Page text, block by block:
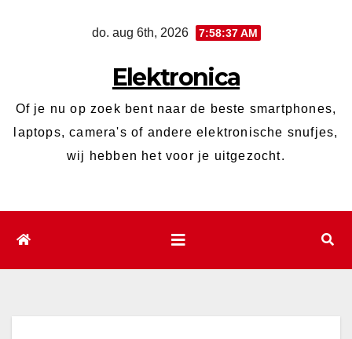
do. aug 6th, 2026 7:58:38 AM
Elektronica
Of je nu op zoek bent naar de beste smartphones,
laptops, camera's of andere elektronische snufjes,
wij hebben het voor je uitgezocht.